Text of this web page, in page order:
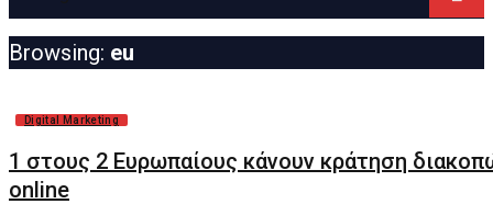
Browsing: eu
Digital Marketing
1 στους 2 Ευρωπαίους κάνουν κράτηση
online